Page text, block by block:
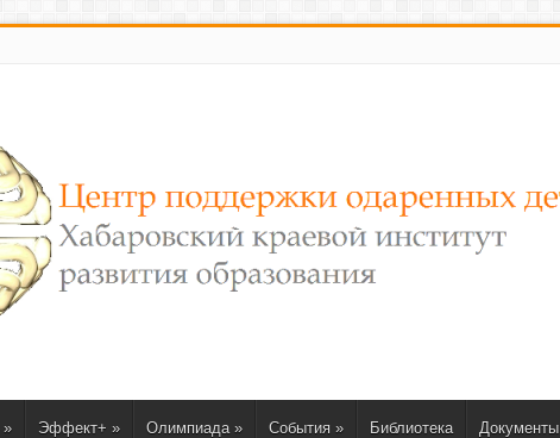
» Эффект+ » Олимпиада » События » Библиотека Документы